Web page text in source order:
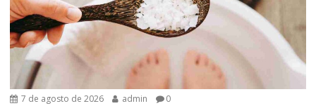
7 de agosto de 2026 admin 0